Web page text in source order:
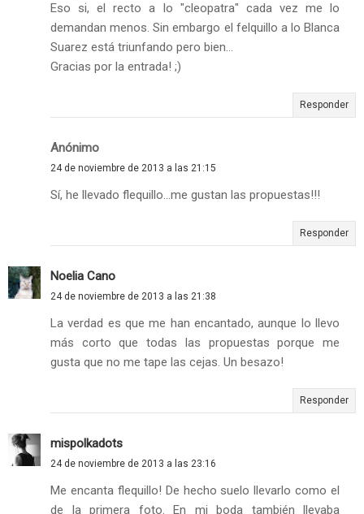
Eso si, el recto a lo "cleopatra" cada vez me lo
demandan menos. Sin embargo el felquillo a lo Blanca
Suarez está triunfando pero bien...
Gracias por la entrada! ;)
Responder
Anónimo
24 de noviembre de 2013 a las 21:15
Sí, he llevado flequillo...me gustan las propuestas!!!
Responder
Noelia Cano
24 de noviembre de 2013 a las 21:38
La verdad es que me han encantado, aunque lo llevo
más corto que todas las propuestas porque me
gusta que no me tape las cejas. Un besazo!
Responder
mispolkadots
24 de noviembre de 2013 a las 23:16
Me encanta flequillo! De hecho suelo llevarlo como el
de la primera foto. En mi boda también llevaba